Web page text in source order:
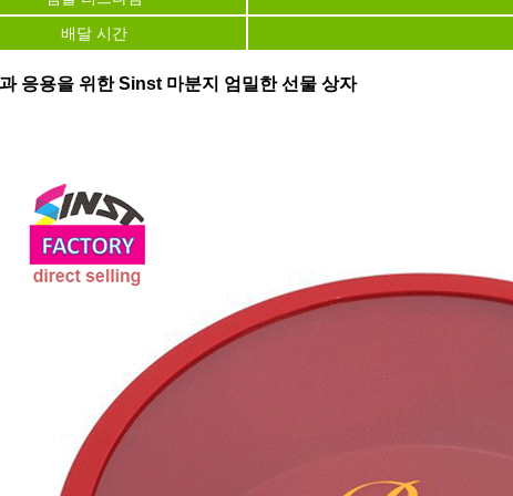
배달 시간
응용을 위한 Sinst 마분지 엄밀한 선물 상자